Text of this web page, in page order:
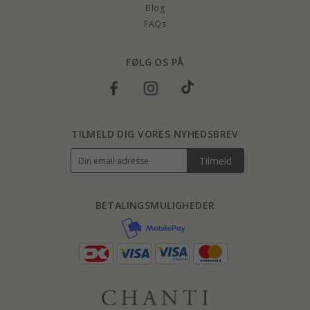
Blog
FAQs
FØLG OS PÅ
BETALINGSMULIGHEDER
TILMELD DIG VORES NYHEDSBREV
Tilmeld